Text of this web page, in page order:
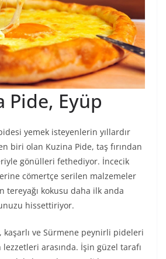
Pide, Eyüp
yemek isteyenlerin yıllardır
biri olan Kuzina Pide, taş fırından
gönülleri fethediyor. İncecik
cömertçe serilen malzemeler
tereyağı kokusu daha ilk anda
hissettiriyor.
kaşarlı ve Sürmene peynirli pideleri
lezzetleri arasında. İşin güzel tarafı